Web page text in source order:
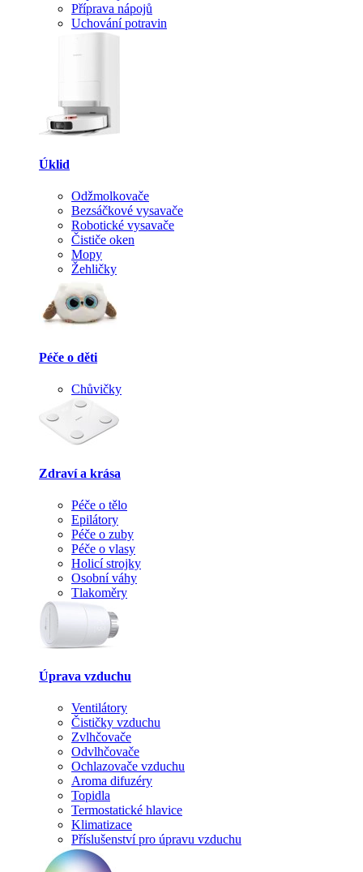
Příprava nápojů
Uchování potravin
Úklid
Odžmolkovače
Bezsáčkové vysavače
Robotické vysavače
Čističe oken
Mopy
Žehličky
Péče o děti
Chůvičky
Zdraví a krása
Péče o tělo
Epilátory
Péče o zuby
Péče o vlasy
Holicí strojky
Osobní váhy
Tlakoměry
Úprava vzduchu
Ventilátory
Čističky vzduchu
Zvlhčovače
Odvlhčovače
Ochlazovače vzduchu
Aroma difuzéry
Topidla
Termostatické hlavice
Klimatizace
Příslušenství pro úpravu vzduchu